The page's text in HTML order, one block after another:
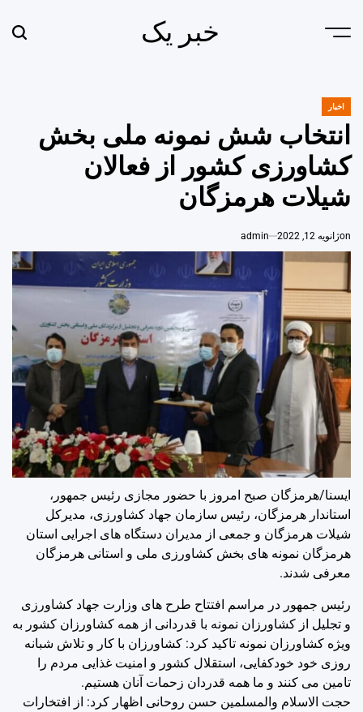
Menu خبر یک
POSTED
IN
اخبار
انتخاب شش نمونه ملی بخش
کشاورزی کشور از فعالان
شیلات هرمزگان
onژانویه 12, 2022 admin
ایسنا/هرمزگان صبح امروز با حضور مجازی رئیس جمهور،
استاندار هرمزگان، رئیس سازمان جهاد کشاورزی، مدیرکل
شیلات هرمزگان و جمعی از مدیران دستگاه های اجرایی استان
هرمزگان نمونه های بخش کشاورزی ملی و استانی هرمزگان
معرفی شدند.
رئیس جمهور در مراسم افتتاح طرح های وزارت جهاد کشاورزی
و تجلیل از کشاورزان نمونه با قدردانی از همه کشاورزان کشور به
ویژه کشاورزان نمونه تاکید کرد: کشاورزان با کار و تلاش شبانه
روزی خود خودکفایی، استقلال کشور و امنیت غذایی مردم را
تامین می کنند و ما همه قدردان زحمات آنان هستیم.
حجت الاسلام والمسلمین حسن روحانی اظهار کرد: از افتخارات